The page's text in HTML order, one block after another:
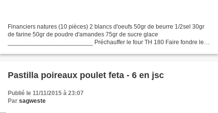
Financiers natures (10 pièces) 2 blancs d'oeufs 50gr de beurre 1/2sel 30gr
de farine 50gr de poudre d'amandes 75gr de sucre glace
_________________________ Préchauffer le four TH 180 Faire fondre le
Pastilla poireaux poulet feta - 6 en jsc
Publié le 11/11/2015 à 23:07
Par sagweste